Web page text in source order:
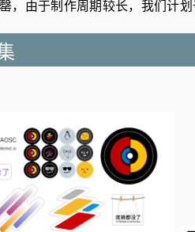
，由于制作周期较长，我们计